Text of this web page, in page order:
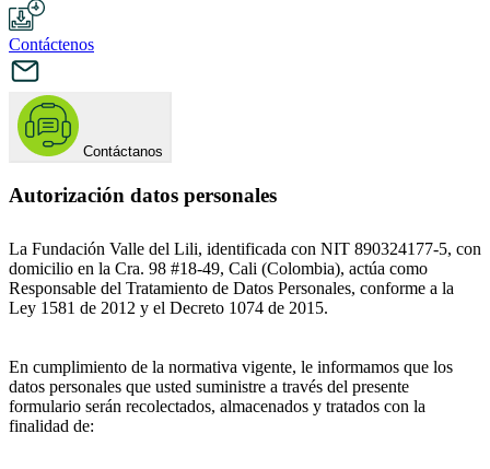
Contáctenos
Contáctanos
Autorización datos personales
La Fundación Valle del Lili, identificada con NIT 890324177-5, con
domicilio en la Cra. 98 #18-49, Cali (Colombia), actúa como
Responsable del Tratamiento de Datos Personales, conforme a la
Ley 1581 de 2012 y el Decreto 1074 de 2015.
En cumplimiento de la normativa vigente, le informamos que los
datos personales que usted suministre a través del presente
formulario serán recolectados, almacenados y tratados con la
finalidad de: